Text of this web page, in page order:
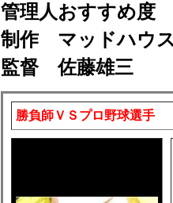
管理人おすす
制作 マッドハウ
監督 佐藤雄三
勝負師ＶＳプロ野球選手